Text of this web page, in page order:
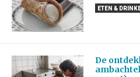
ETEN &
De